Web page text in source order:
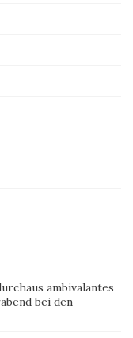
ambivalantes
bei den